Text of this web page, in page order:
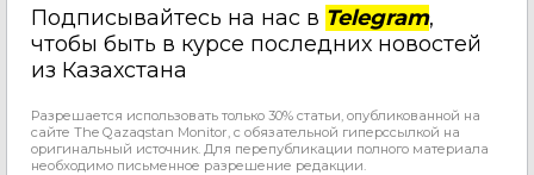
Подписывайтесь на нас в Telegram,
чтобы быть в курсе последних новостей
из Казахстана
Разрешается использовать только 30% статьи, опубликованной на
сайте The Qazaqstan Monitor, с обязательной гиперссылкой на
оригинальный источник. Для перепубликации полного материала
необходимо письменное разрешение редакции.